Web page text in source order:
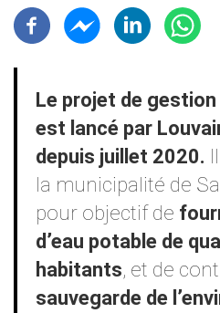
Résaux sociaux
Le projet de gestion
est lancé par
depuis juillet 2020.
la municipalité de
pour objectif de
d’eau potable de
habitants, et de
sauvegarde de